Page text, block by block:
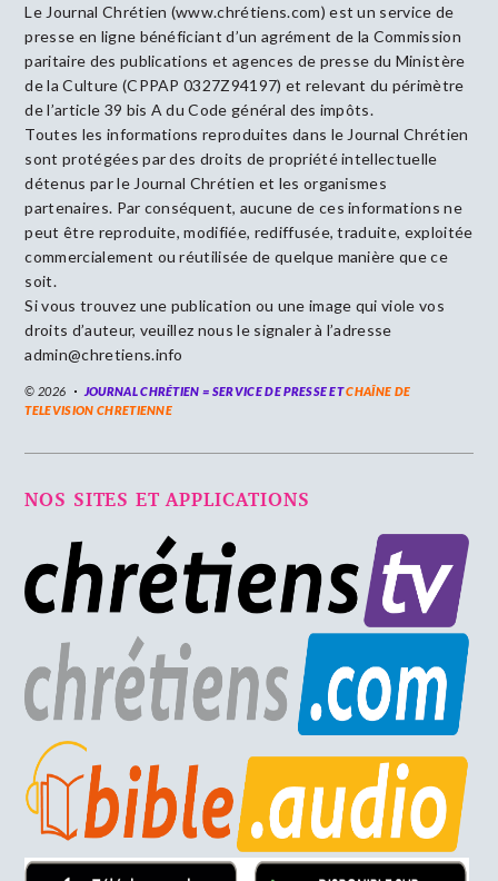
Le Journal Chrétien (www.chrétiens.com) est un service de
presse en ligne bénéficiant d’un agrément de la Commission
paritaire des publications et agences de presse du Ministère
de la Culture (CPPAP 0327Z94197) et relevant du périmètre
de l’article 39 bis A du Code général des impôts.
Toutes les informations reproduites dans le Journal Chrétien
sont protégées par des droits de propriété intellectuelle
détenus par le Journal Chrétien et les organismes
partenaires. Par conséquent, aucune de ces informations ne
peut être reproduite, modifiée, rediffusée, traduite, exploitée
commercialement ou réutilisée de quelque manière que ce
soit.
Si vous trouvez une publication ou une image qui viole vos
droits d’auteur, veuillez nous le signaler à l’adresse
admin@chretiens.info
© 2026 JOURNAL CHRÉTIEN = SERVICE DE PRESSE ETCHAÎNE DE
TELEVISION CHRETIENNE
NOS SITES ET APPLICATIONS